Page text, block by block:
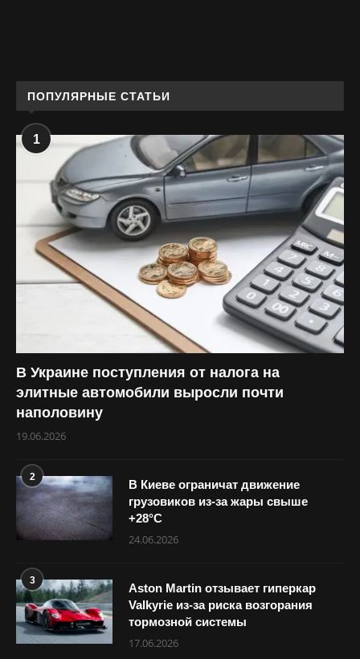
ПОПУЛЯРНЫЕ СТАТЬИ
1
В Украине поступления от налога на
элитные автомобили выросли почти
наполовину
19.06.2026
2
В Киеве ограничат движение
грузовиков из-за жары свыше
+28°С
24.06.2026
3
Aston Martin отзывает гиперкар
Valkyrie из-за риска возгорания
тормозной системы
17.06.2026